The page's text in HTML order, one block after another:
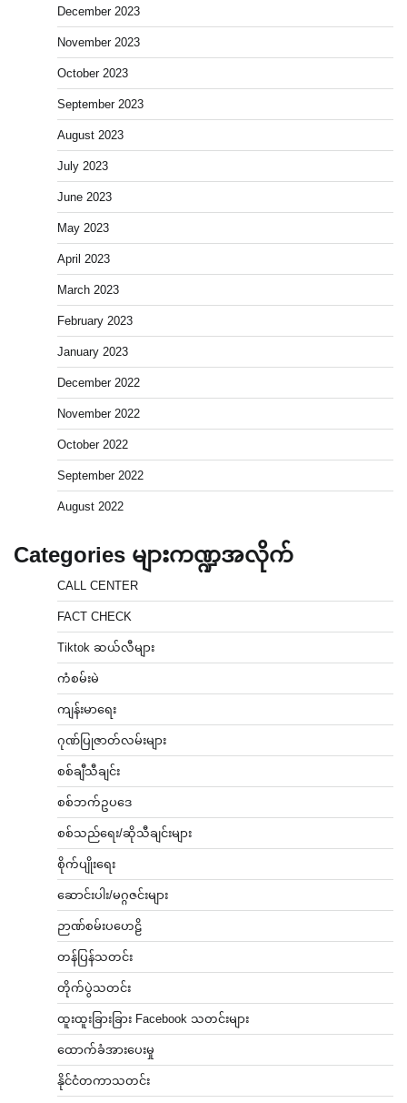
December 2023
November 2023
October 2023
September 2023
August 2023
July 2023
June 2023
May 2023
April 2023
March 2023
February 2023
January 2023
December 2022
November 2022
October 2022
September 2022
August 2022
Categories များကဏ္ဍအလိုက်
CALL CENTER
FACT CHECK
Tiktok ဆယ်လီများ
ကံစမ်းမဲ
ကျန်းမာရေး
ဂုဏ်ပြုဇာတ်လမ်းများ
စစ်ချီသီချင်း
စစ်ဘက်ဥပဒေ
စစ်သည်ရေး/ဆိုသီချင်းများ
စိုက်ပျိုးရေး
ဆောင်းပါး/မဂ္ဂဇင်းများ
ဉာဏ်စမ်းပဟေဠိ
တန်ပြန်သတင်း
တိုက်ပွဲသတင်း
ထူးထူးခြားခြား Facebook သတင်းများ
ထောက်ခံအားပေးမှု
နိုင်ငံတကာသတင်း